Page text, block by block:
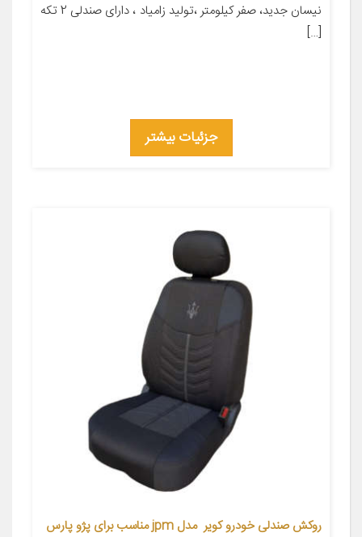
نیسان جدید، صفر کیلومتر ،تولید زامیاد ، دارای صندلی 2 تکه
[…]
جزئیات بیشتر
روکش صندلی خودرو کویر مدل jpm مناسب برای پژو پارس